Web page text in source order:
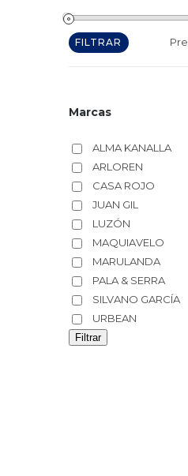
FILTRAR
Marcas
ALMA KANALLA
ARLOREN
CASA ROJO
JUAN GIL
LUZÓN
MAQUIAVELO
MARULANDA
PALA & SERRA
SILVANO GARCÍA
URBEAN
Filtrar